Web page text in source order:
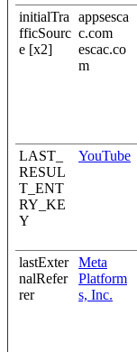
initialTra
fficSourc
e [x2]
appsesca
c.com
escac.co
m
LAST_
RESUL
T_ENT
RY_KE
Y
YouTube
lastExter
nalRefer
rer
Meta
Platform
s, Inc.